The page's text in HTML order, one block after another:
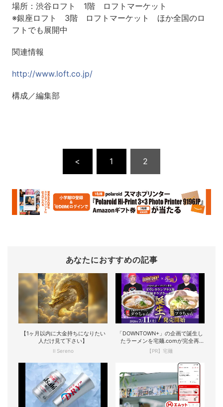
場所：渋谷ロフト 1階 ロフトマーケット
※銀座ロフト 3階 ロフトマーケット ほか全国のロ
フトでも展開中
関連情報
http://www.loft.co.jp/
構成／編集部
< 1 2
あなたにおすすめの記事
【1ヶ月以内に大金持ちになりたい
人だけ見て下さい】
Il Sereno
「DOWNTOWN+」の企画で誕生し
たラーメンを宅麺.comが完全再
現！
【PR】宅麺